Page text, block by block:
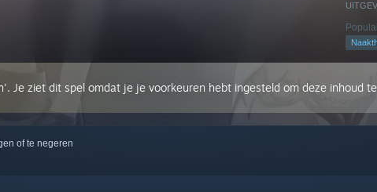
Je ziet dit spel omdat je je voorkeuren hebt ingesteld om deze inhoud
of te negeren